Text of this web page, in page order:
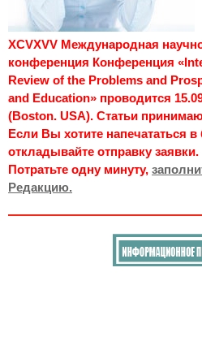
XCVXVV Международная
конференция Конференция
Review of the Problems and
and Education» проводится
(Boston. USA). Статьи
Если Вы хотите напечататься
откладывайте отправку заявки.
Потратьте одну минуту,
Редакцию.